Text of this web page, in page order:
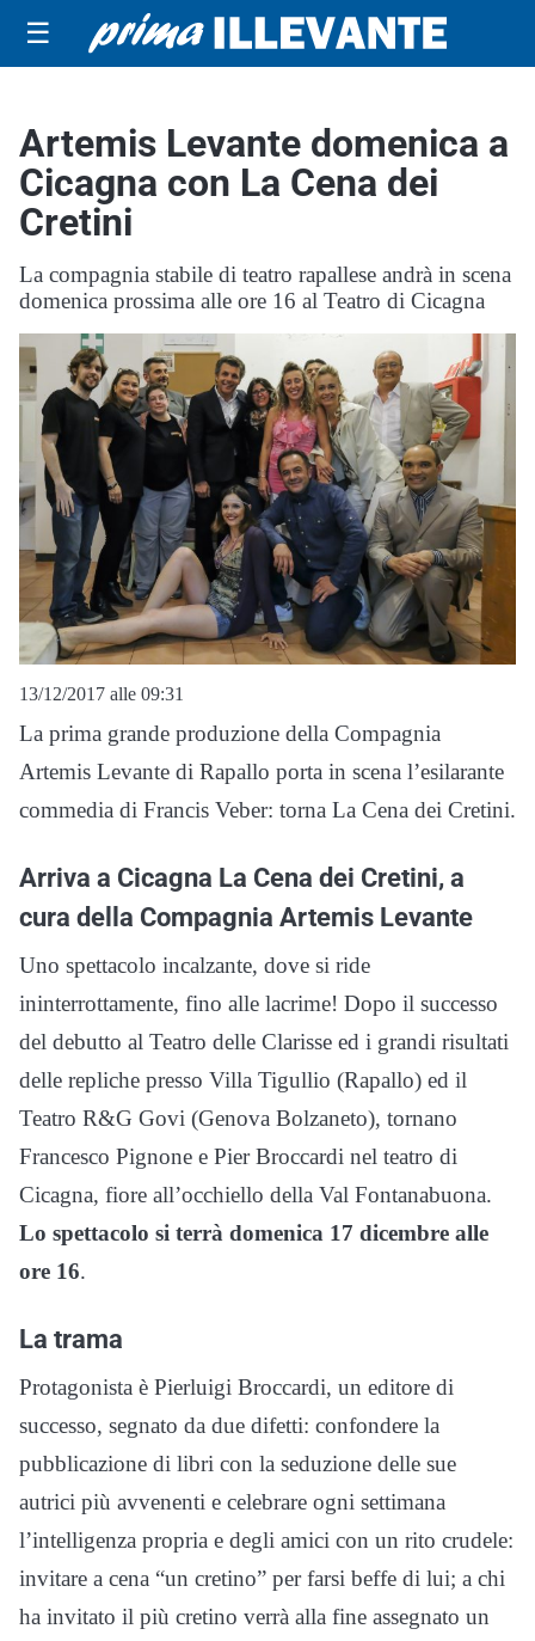
☰
Artemis Levante domenica a
Cicagna con La Cena dei
Cretini
La compagnia stabile di teatro rapallese andrà in scena
domenica prossima alle ore 16 al Teatro di Cicagna
13/12/2017 alle 09:31
La prima grande produzione della Compagnia
Artemis Levante di Rapallo porta in scena l’esilarante
commedia di Francis Veber: torna La Cena dei Cretini.
Arriva a Cicagna La Cena dei Cretini, a
cura della Compagnia Artemis Levante
Uno spettacolo incalzante, dove si ride
ininterrottamente, fino alle lacrime! Dopo il successo
del debutto al Teatro delle Clarisse ed i grandi risultati
delle repliche presso Villa Tigullio (Rapallo) ed il
Teatro R&G Govi (Genova Bolzaneto), tornano
Francesco Pignone e Pier Broccardi nel teatro di
Cicagna, fiore all’occhiello della Val Fontanabuona.
Lo spettacolo si terrà domenica 17 dicembre alle
ore 16.
La trama
Protagonista è Pierluigi Broccardi, un editore di
successo, segnato da due difetti: confondere la
pubblicazione di libri con la seduzione delle sue
autrici più avvenenti e celebrare ogni settimana
l’intelligenza propria e degli amici con un rito crudele:
invitare a cena “un cretino” per farsi beffe di lui; a chi
ha invitato il più cretino verrà alla fine assegnato un